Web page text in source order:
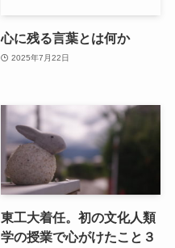
心に残る言葉とは何か
2025年7月22日
東工大着任。初の文化人類
学の授業で心がけたこと３